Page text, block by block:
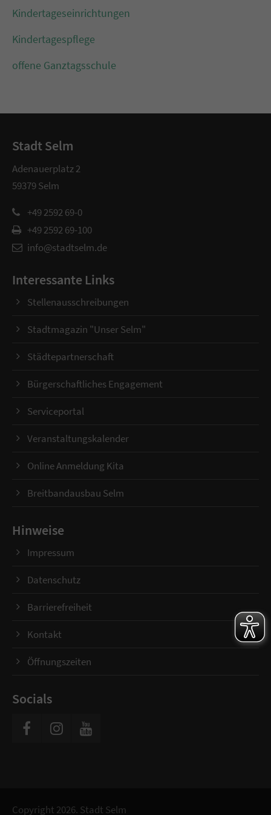
Kindertageseinrichtungen
Kindertagespflege
offene Ganztagsschule
Stadt Selm
Adenauerplatz 2
59379 Selm
+49 2592 69-0
+49 2592 69-100
info@stadtselm.de
Interessante Links
Stellenausschreibungen
Stadtmagazin "Unser Selm"
Städtepartnerschaft
Bürgerschaftliches Engagement
Serviceportal
Veranstaltungskalender
Online Anmeldung Kita
Breitbandausbau Selm
Hinweise
Impressum
Datenschutz
Barrierefreiheit
Kontakt
Öffnungszeiten
Socials
Copyright 2026. Stadt Selm